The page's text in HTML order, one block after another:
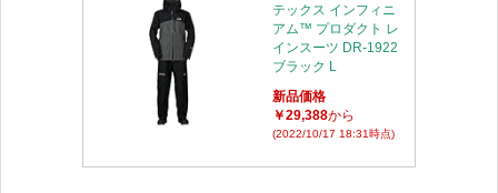
テックス インフィニ
アム™ プロダクト レ
インスーツ DR-1922
ブラック L
新品価格
￥29,388から
(2022/10/17 18:31時点)